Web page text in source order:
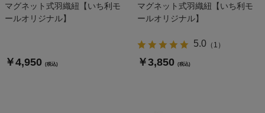
マグネット式羽織紐【いち利モ
ールオリジナル】
￥4,950 (税込)
マグネット式羽織紐【いち利モ
ールオリジナル】
5.0（ 1 ）
￥3,850 (税込)